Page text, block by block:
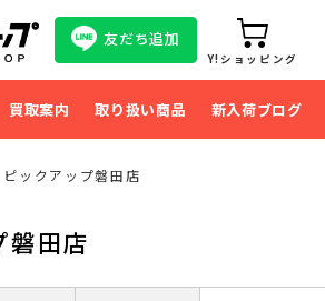
友だち追加
Y!ショッピング
買取案内 取り扱い商品 新入荷ブログ
ピックアップ磐田店
磐田店